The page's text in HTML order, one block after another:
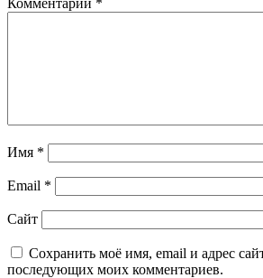
Имя *
Email *
Сайт
Сохранить моё имя, email и адрес
последующих моих комментариев.